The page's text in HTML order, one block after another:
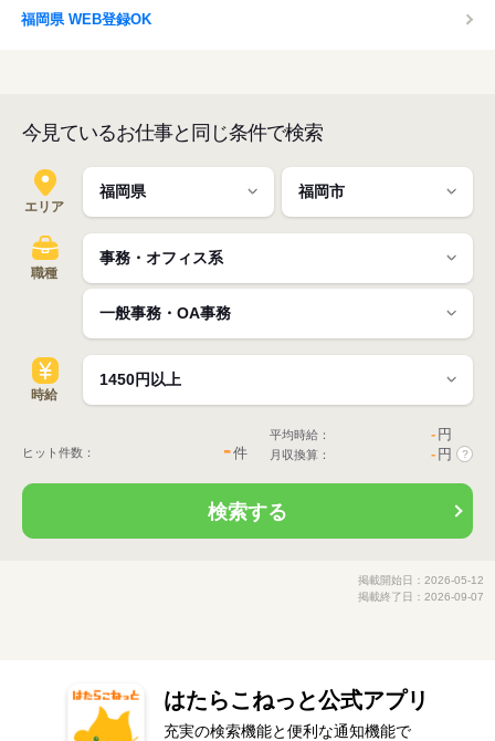
福岡県 WEB登録OK
今見ているお仕事と同じ条件で検索
エリア
職種
時給
ヒット件数： -件
平均時給： - 円
月収換算： - 円 ?
検索する
掲載開始日：2026-05-12
掲載終了日：2026-09-07
はたらこねっと公式アプリ
充実の検索機能と便利な通知機能で